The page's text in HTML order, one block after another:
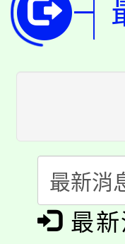
開!
115
田徑
桃園
視費
半價
者。
大園
份教
大溪
份教
淨零
會
公告
最新